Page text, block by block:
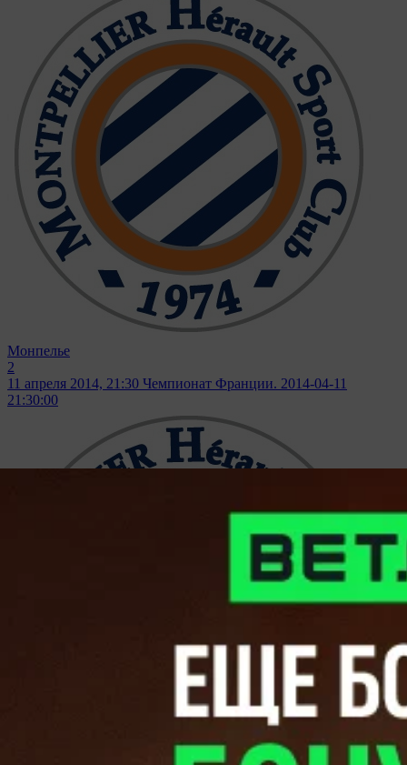
Монпелье
2
11 апреля 2014, 21:30 Чемпионат Франции. 2014-04-11
21:30:00